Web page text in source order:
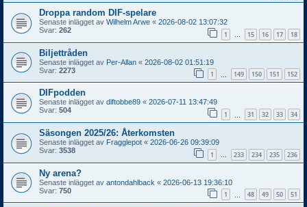
Droppa random DIF-spelare
Senaste inlägget av Wilhelm Arwe « 2026-08-02 13:07:32
Svar: 262 1 … 15 16 17 18
Biljettråden
Senaste inlägget av Per-Allan « 2026-08-02 01:51:19
Svar: 2273 1 149 150 151 152
DIFpodden
Senaste inlägget av diftobbe89 « 2026-07-11 13:47:49
Svar: 504 1 31 32 33 34
Säsongen 2025/26: Återkomsten
Senaste inlägget av Fragglepot « 2026-06-26 09:39:09
Svar: 3538 1 … 233 234 235 236
Ny arena?
Senaste inlägget av antondahlback « 2026-06-13 19:36:10
Svar: 750 1 48 49 50 51